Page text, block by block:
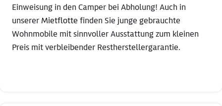
Einweisung in den Camper bei Abholung! Auch in
unsererMietflotte finden Sie junge gebrauchte
Wohnmobile mit sinnvoller Ausstattung zum kleinen
Preis mit verbleibender Restherstellergarantie.